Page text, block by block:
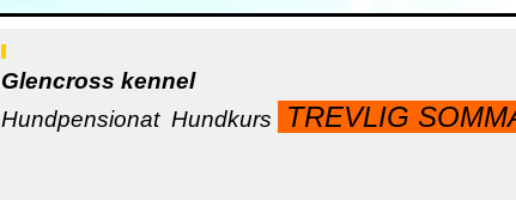
Glencross kennel
Hundpensionat Hundkurs
TREVLIG